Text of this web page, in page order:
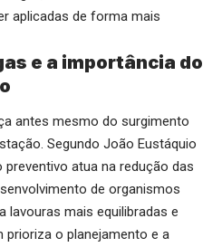
aplicadas de forma mais
e a importância do
antes mesmo do surgimento
Segundo João Eustáquio
atua na redução das
de organismos
lavouras mais equilibradas e
prioriza o planejamento e a